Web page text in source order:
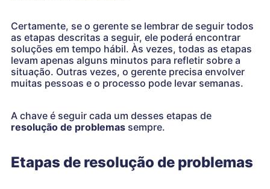
Certamente, se o gerente se lembrar de seguir todos
as etapas descritas a seguir, ele poderá encontrar
soluções em tempo hábil. Às vezes, todas as etapas
levam apenas alguns minutos para refletir sobre a
situação. Outras vezes, o gerente precisa envolver
muitas pessoas e o processo pode levar semanas.
A chave é seguir cada um desses etapas de
resolução de problemas sempre.
Etapas de resolução de problemas